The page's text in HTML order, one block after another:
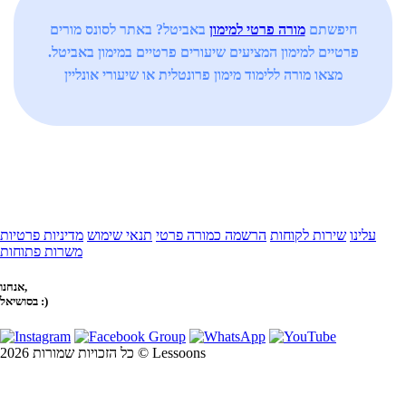
חיפשתםמורה פרטי למימון באביטל? באתר לסונס מורים
פרטיים למימון המציעים שיעורים פרטיים במימון באביטל.
מצאו מורה ללימוד מימון פרונטלית או שיעורי אונליין
עלינו שירות לקוחות הרשמה כמורה פרטי תנאי שימוש מדיניות פרטיות
משרות פתוחות
אנחנו,
בסושיאל :)
כל הזכויות שמורות 2026 © Lessoons